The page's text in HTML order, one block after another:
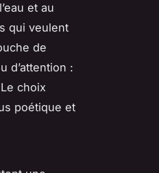
et au
qui veulent
de
d’attention :
choix
poétique et